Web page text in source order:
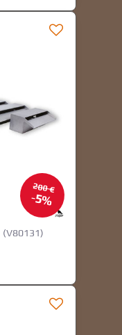
200 €
5%
(V80131)